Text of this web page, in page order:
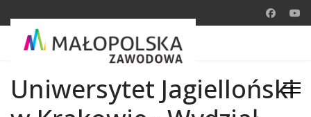
Uniwersytet Jagielloński